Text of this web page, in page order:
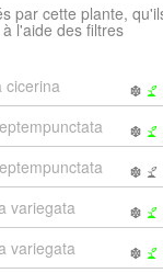
par cette plante,
l'aide des filtres
cicerina
variegata
variegata